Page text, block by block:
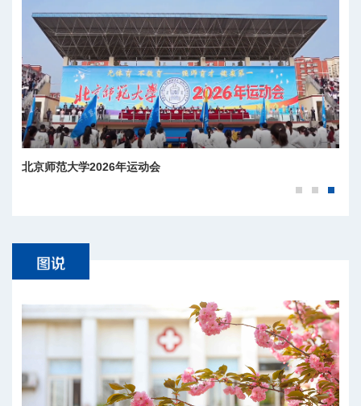
树立和践行正确政绩观：老学长杨秀峰的示范
北京师范大学2026年运动会